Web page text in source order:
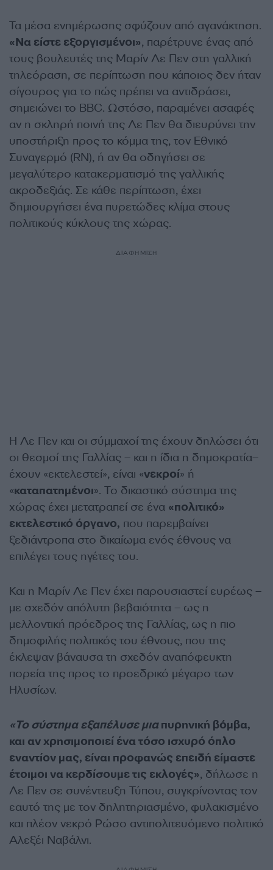
Τα μέσα ενημέρωσης σφύζουν από αγανάκτηση.
«Να είστε εξοργισμένοι», παρέτρυνε ένας από
τους βουλευτές της Μαρίν Λε Πεν στη γαλλική
τηλεόραση, σε περίπτωση που κάποιος δεν ήταν
σίγουρος για το πώς πρέπει να αντιδράσει,
σημειώνει το BBC. Ωστόσο, παραμένει ασαφές
αν η σκληρή ποινή της Λε Πεν θα διευρύνει την
υποστήριξη προς το κόμμα της, τον Εθνικό
Συναγερμό (RN), ή αν θα οδηγήσει σε
μεγαλύτερο κατακερματισμό της γαλλικής
ακροδεξιάς. Σε κάθε περίπτωση, έχει
δημιουργήσει ένα πυρετώδες κλίμα στους
πολιτικούς κύκλους της χώρας.
ΔΙΑΦΗΜΙΣΗ
Η Λε Πεν και οι σύμμαχοί της έχουν δηλώσει ότι
οι θεσμοί της Γαλλίας – και η ίδια η δημοκρατία–
έχουν «εκτελεστεί», είναι «νεκροί» ή
«καταπατημένοι». Το δικαστικό σύστημα της
χώρας έχει μετατραπεί σε ένα «πολιτικό»
εκτελεστικό όργανο, που παρεμβαίνει
ξεδιάντροπα στο δικαίωμα ενός έθνους να
επιλέγει τους ηγέτες του.
Και η Μαρίν Λε Πεν έχει παρουσιαστεί ευρέως –
με σχεδόν απόλυτη βεβαιότητα – ως η
μελλοντική πρόεδρος της Γαλλίας, ως η πιο
δημοφιλής πολιτικός του έθνους, που της
έκλεψαν βάναυσα τη σχεδόν αναπόφευκτη
πορεία της προς το προεδρικό μέγαρο των
Ηλυσίων.
«Το σύστημα εξαπέλυσε μιαπυρηνική βόμβα,
και αν χρησιμοποιεί ένα τόσο ισχυρό όπλο
εναντίον μας, είναι προφανώς επειδή είμαστε
έτοιμοι να κερδίσουμε τις εκλογές», δήλωσε η
Λε Πεν σε συνέντευξη Τύπου, συγκρίνοντας τον
εαυτό της με τον δηλητηριασμένο, φυλακισμένο
και πλέον νεκρό Ρώσο αντιπολιτευόμενο πολιτικό
Αλεξέι Ναβάλνι.